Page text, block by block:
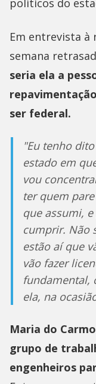
Em entrevista à
semana
seria ela a
repavimentação
ser federal.
"Eu tenho
estado em
vou
ter quem
que assumi,
cumprir. Não
estão aí que
vão fazer
fundamental,
ela, na
Maria do
grupo de
engenheiros